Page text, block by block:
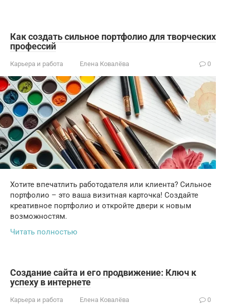
Как создать сильное портфолио для творческих
профессий
Карьера и работа Елена Ковалёва 0
Хотите впечатлить работодателя или клиента? Сильное
портфолио – это ваша визитная карточка! Создайте
креативное портфолио и откройте двери к новым
возможностям.
Читать полностью
Создание сайта и его продвижение: Ключ к
успеху в интернете
Карьера и работа Елена Ковалёва 0